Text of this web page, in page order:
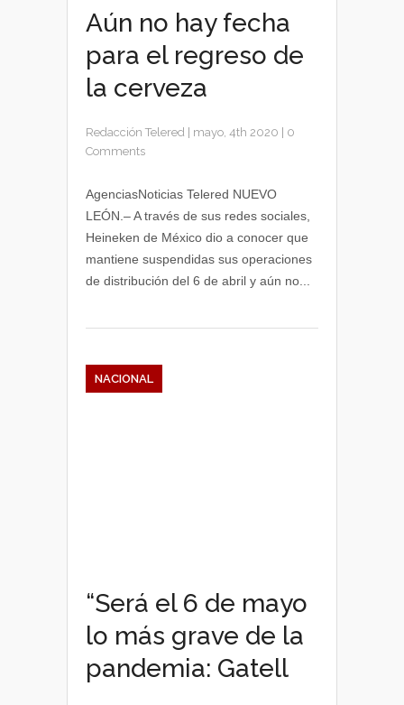
Aún no hay fecha
para el regreso de
la cerveza
Redacción Telered mayo, 4th 2020
0
Comments
AgenciasNoticias Telered NUEVO
LEÓN.– A través de sus redes sociales,
Heineken de México dio a conocer que
mantiene suspendidas sus operaciones
de distribución del 6 de abril y aún no...
NACIONAL
“Será el 6 de mayo
lo más grave de la
pandemia: Gatell